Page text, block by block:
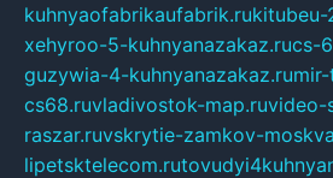
kuhnyaofabrikaufabrik.rukitubeu-
xehyroo-5-kuhnyanazakaz.rucs-
guzywia-4-kuhnyanazakaz.ru
cs68.ruvladivostok-map.ruvideo-
raszar.ruvskrytie-zamkov-
lipetsktelecom.ru